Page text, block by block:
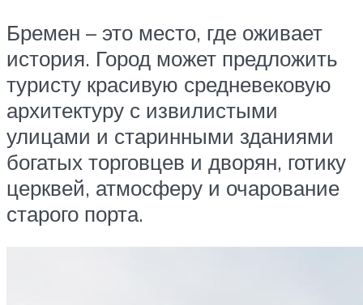
Бремен – это место, где оживает
история. Город может предложить
туристу красивую средневековую
архитектуру с извилистыми
улицами и старинными зданиями
богатых торговцев и дворян, готику
церквей, атмосферу и очарование
старого порта.